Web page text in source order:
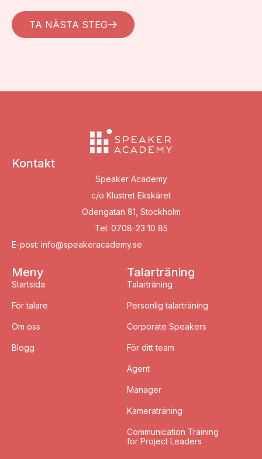
TA NÄSTA STEG
Kontakt
Speaker Academy
c/o Klustret Ekskäret
Odengatan 81, Stockholm
Tel: 0708-23 10 85
E-post: info@speakeracademy.se
Meny
Startsida
För talare
Om oss
Blogg
Talarträning
Talarträning
Personlig talarträning
Corporate Speakers
För ditt team
Agent
Manager
Kameraträning
Communication Training
for Project Leaders